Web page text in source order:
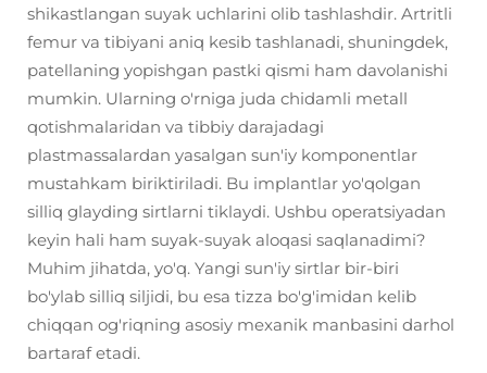
shikastlangan suyak uchlarini olib tashlashdir. Artritli
femur va tibiyani aniq kesib tashlanadi, shuningdek,
patellaning yopishgan pastki qismi ham davolanishi
mumkin. Ularning o'rniga juda chidamli metall
qotishmalaridan va tibbiy darajadagi
plastmassalardan yasalgan sun'iy komponentlar
mustahkam biriktiriladi. Bu implantlar yo'qolgan
silliq glayding sirtlarni tiklaydi. Ushbu operatsiyadan
keyin hali ham suyak-suyak aloqasi saqlanadimi?
Muhim jihatda, yo'q. Yangi sun'iy sirtlar bir-biri
bo'ylab silliq siljidi, bu esa tizza bo'g'imidan kelib
chiqqan og'riqning asosiy mexanik manbasini darhol
bartaraf etadi.